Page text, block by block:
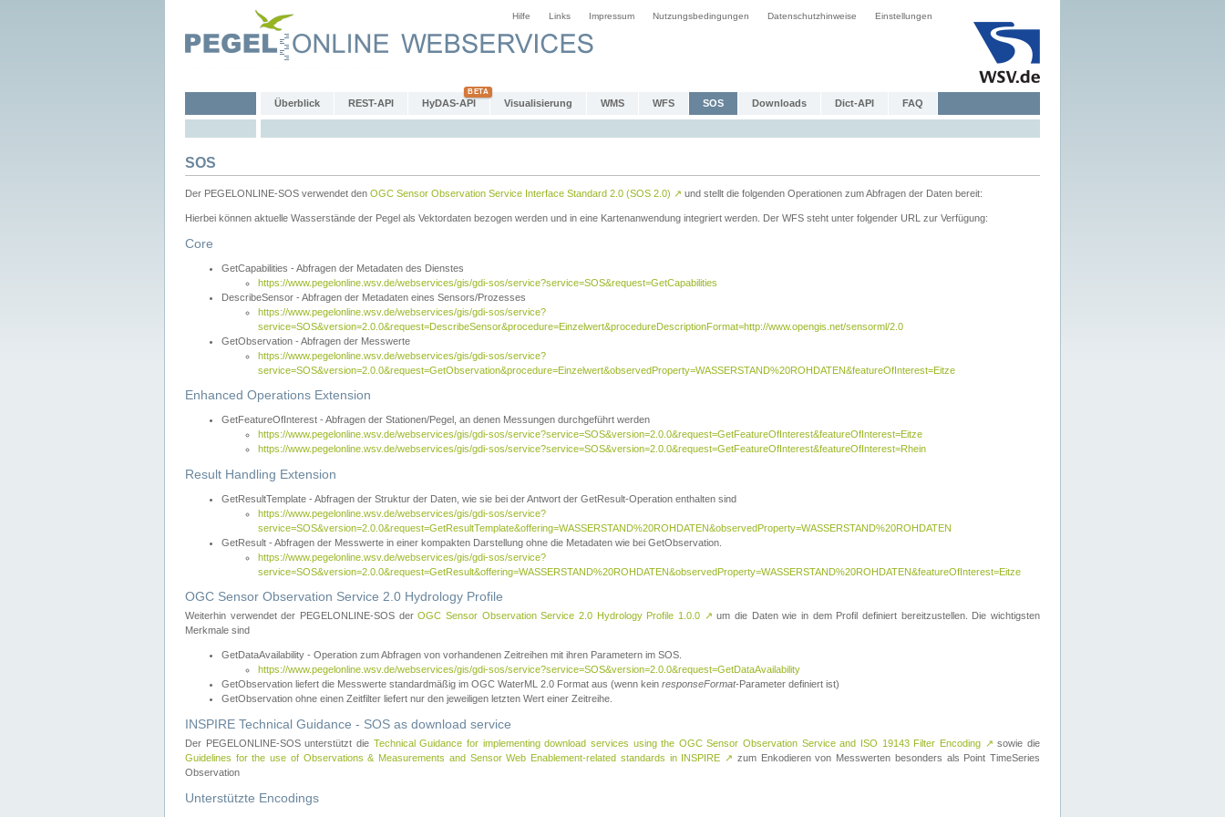
Hilfe Links Impressum Nutzungsbedingungen Datenschutzhinweise Einstellungen
Überblick REST-API HyDAS-API Visualisierung WMS WFS SOS Downloads Dict-API FAQ
SOS
Der PEGELONLINE-SOS verwendet den OGC Sensor Observation Service Interface Standard 2.0 (SOS 2.0) ↗ und stellt die folgenden Operationen zum Abfragen der Daten bereit:
Hierbei können aktuelle Wasserstände der Pegel als Vektordaten bezogen werden und in eine Kartenanwendung integriert werden. Der WFS steht unter folgender URL zur Verfügung:
Core
GetCapabilities - Abfragen der Metadaten des Dienstes
https://www.pegelonline.wsv.de/webservices/gis/gdi-sos/service?service=SOS&request=GetCapabilities
DescribeSensor - Abfragen der Metadaten eines Sensors/Prozesses
https://www.pegelonline.wsv.de/webservices/gis/gdi-sos/service?
service=SOS&version=2.0.0&request=DescribeSensor&procedure=Einzelwert&procedureDescriptionFormat=http://www.opengis.net/sensorml/2.0
GetObservation - Abfragen der Messwerte
https://www.pegelonline.wsv.de/webservices/gis/gdi-sos/service?
service=SOS&version=2.0.0&request=GetObservation&procedure=Einzelwert&observedProperty=WASSERSTAND%20ROHDATEN&featureOfInterest=Eitze
Enhanced Operations Extension
GetFeatureOfInterest - Abfragen der Stationen/Pegel, an denen Messungen durchgeführt werden
https://www.pegelonline.wsv.de/webservices/gis/gdi-sos/service?service=SOS&version=2.0.0&request=GetFeatureOfInterest&featureOfInterest=Eitze
https://www.pegelonline.wsv.de/webservices/gis/gdi-sos/service?service=SOS&version=2.0.0&request=GetFeatureOfInterest&featureOfInterest=Rhein
Result Handling Extension
GetResultTemplate - Abfragen der Struktur der Daten, wie sie bei der Antwort der GetResult-Operation enthalten sind
https://www.pegelonline.wsv.de/webservices/gis/gdi-sos/service?
service=SOS&version=2.0.0&request=GetResultTemplate&offering=WASSERSTAND%20ROHDATEN&observedProperty=WASSERSTAND%20ROHDATEN
GetResult - Abfragen der Messwerte in einer kompakten Darstellung ohne die Metadaten wie bei GetObservation.
https://www.pegelonline.wsv.de/webservices/gis/gdi-sos/service?
service=SOS&version=2.0.0&request=GetResult&offering=WASSERSTAND%20ROHDATEN&observedProperty=WASSERSTAND%20ROHDATEN&featureOfInterest=Eitze
OGC Sensor Observation Service 2.0 Hydrology Profile
Weiterhin verwendet der PEGELONLINE-SOS derOGC Sensor Observation Service 2.0 Hydrology Profile 1.0.0 ↗ um die Daten wie in dem Profil definiert bereitzustellen. Die wichtigsten
Merkmale sind
GetDataAvailability - Operation zum Abfragen von vorhandenen Zeitreihen mit ihren Parametern im SOS.
https://www.pegelonline.wsv.de/webservices/gis/gdi-sos/service?service=SOS&version=2.0.0&request=GetDataAvailability
GetObservation liefert die Messwerte standardmäßig im OGC WaterML 2.0 Format aus (wenn kein responseFormat-Parameter definiert ist)
GetObservation ohne einen Zeitfilter liefert nur den jeweiligen letzten Wert einer Zeitreihe.
INSPIRE Technical Guidance - SOS as download service
Der PEGELONLINE-SOS unterstützt die Technical Guidance for implementing download services using the OGC Sensor Observation Service and ISO 19143 Filter Encoding ↗ sowie die
Guidelines for the use of Observations & Measurements and Sensor Web Enablement-related standards in INSPIRE ↗ zum Enkodieren von Messwerten besonders als Point TimeSeries
Observation
Unterstützte Encodings